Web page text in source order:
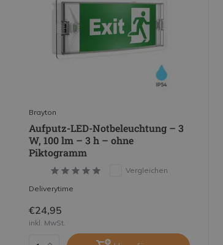
Brayton
Aufputz-LED-Notbeleuchtung – 3
W, 100 lm – 3 h – ohne
Piktogramm
Vergleichen
Deliverytime
€24,95
inkl. MwSt.